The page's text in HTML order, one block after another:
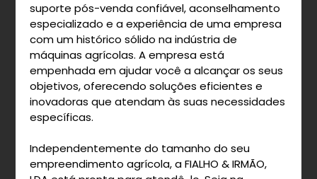
suporte pós-venda confiável, aconselhamento
especializado e a experiência de uma empresa
com um histórico sólido na indústria de
máquinas agrícolas. A empresa está
empenhada em ajudar você a alcançar os seus
objetivos, oferecendo soluções eficientes e
inovadoras que atendam às suas necessidades
específicas.
Independentemente do tamanho do seu
empreendimento agrícola, a FIALHO & IRMÃO,